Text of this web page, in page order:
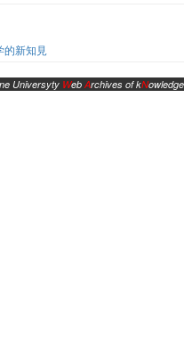
新知見
Universyty WebArchives of kNowledge